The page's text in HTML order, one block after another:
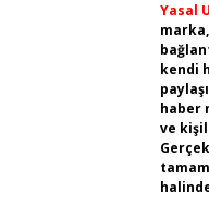
Yasal
kendi
haber
ve